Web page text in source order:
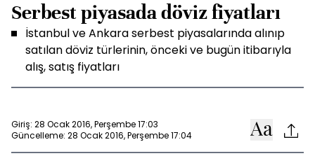
Serbest piyasada döviz fiyatları
İstanbul ve Ankara serbest piyasalarında alınıp
satılan döviz türlerinin, önceki ve bugün itibarıyla
alış, satış fiyatları
Giriş: 28 Ocak 2016, Perşembe 17:03
Güncelleme: 28 Ocak 2016, Perşembe 17:04